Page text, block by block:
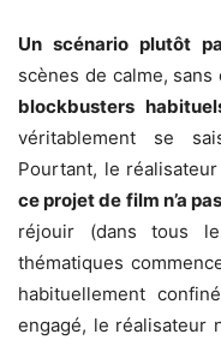
Un scénario plutôt
scènes de calme, sans
blockbusters
véritablement se
Pourtant, le
ce projet de film n’a
réjouir (dans tous
thématiques
habituellement
engagé, le réalisateur